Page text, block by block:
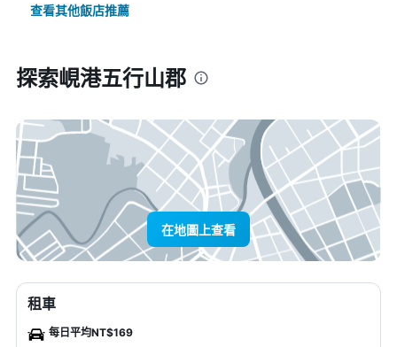
查看其他飯店推薦
探索峴港五行山郡
在地圖上查看
租車
每日平均NT$169